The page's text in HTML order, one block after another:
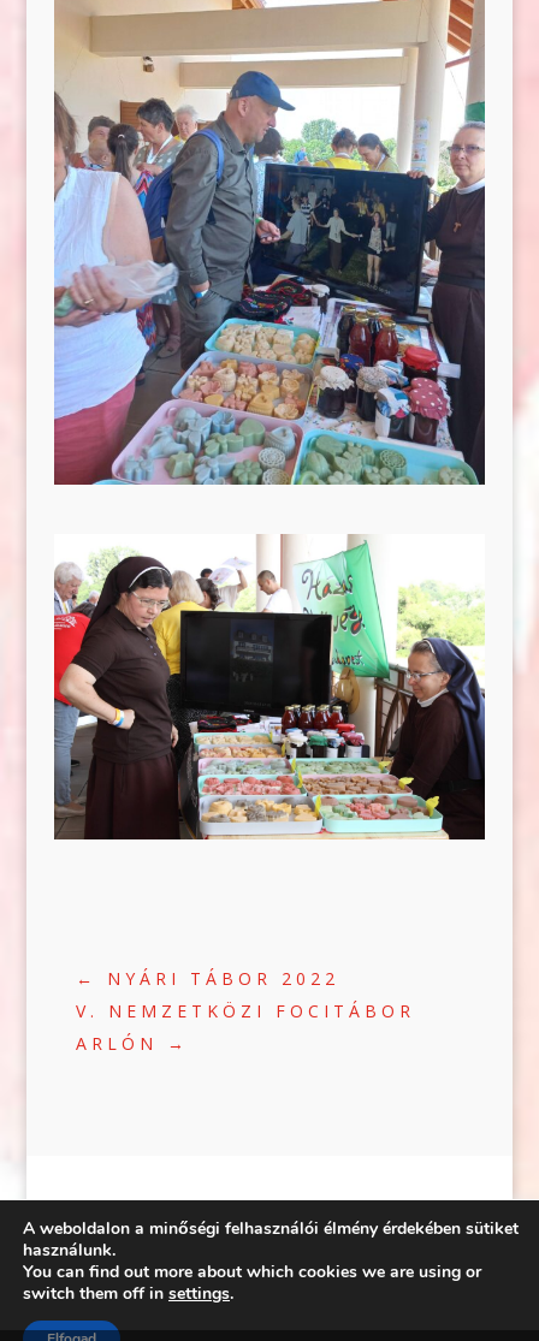
← NYÁRI TÁBOR 2022
V. NEMZETKÖZI FOCITÁBOR
ARLÓN
→
©2020 | WEB:CRÆTIVE.HU| TÁRHELY:
RACKFOREST KFT.
A weboldalon a minőségi felhasználói élmény érdekében sütiket
használunk.
You can find out more about which cookies we are using or
switch them off in settings.